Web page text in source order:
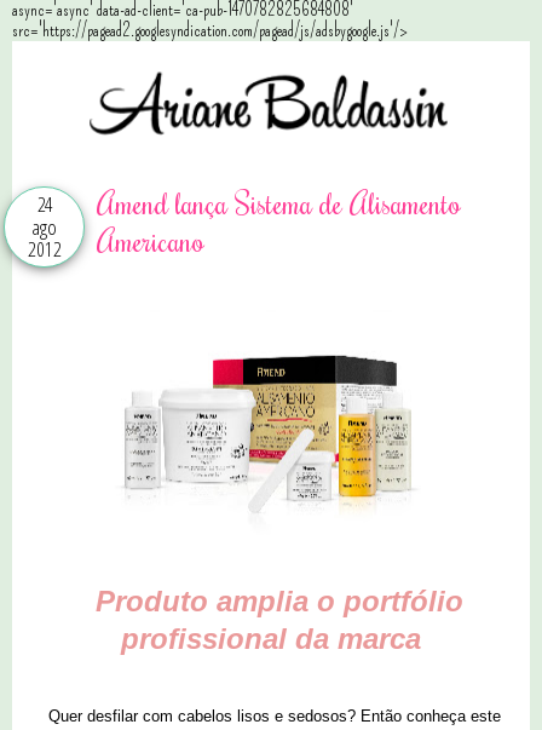
async='async' data-ad-client='ca-pub-1470782825684808'
src='https://pagead2.googlesyndication.com/pagead/js/adsbygoogle.js'/>
24
ago
2012
Amend lança Sistema de Alisamento
Americano
Produto amplia o portfólio
profissional da marca
Quer desfilar com cabelos lisos e sedosos? Então conheça este